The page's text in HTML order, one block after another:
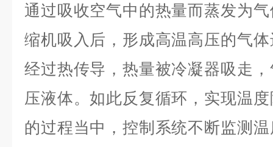
通过吸收空气中的热量而蒸发为
缩机吸入后，形成高温高压的气
经过热传导，热量被冷凝器吸走
压液体。如此反复循环，实现温
的过程当中，控制系统不断监测